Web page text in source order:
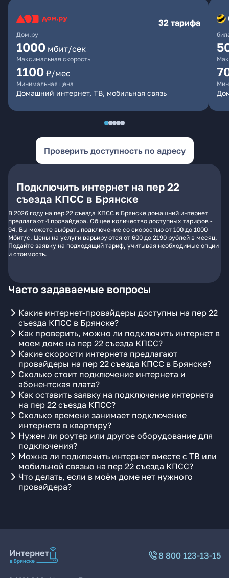
Дом.ру
32 тарифа
1000 мбит/сек
Максимальная скорость
1100 ₽/мес
Минимальная цена
Домашний интернет, ТВ, мобильная связь
Проверить доступность по адресу
Подключить интернет на пер 22
съезда КПСС в Брянске
В 2026 году на пер 22 съезда КПСС в Брянске домашний интернет
предлагают 4 провайдера. Общее количество доступных тарифов -
94. Вы можете выбрать подключение со скоростью от 100 до 1000
Мбит/с. Цены на услуги варьируются от 600 до 2190 рублей в месяц.
Подайте заявку на подходящий тариф, учитывая необходимые опции
и стоимость.
Часто задаваемые вопросы
Какие интернет-провайдеры доступны на пер 22
съезда КПСС в Брянске?
Как проверить, можно ли подключить интернет в
моем доме на пер 22 съезда КПСС?
Какие скорости интернета предлагают
провайдеры на пер 22 съезда КПСС в Брянске?
Сколько стоит подключение интернета и
абонентская плата?
Как оставить заявку на подключение интернета
на пер 22 съезда КПСС?
Сколько времени занимает подключение
интернета в квартиру?
Нужен ли роутер или другое оборудование для
подключения?
Можно ли подключить интернет вместе с ТВ или
мобильной связью на пер 22 съезда КПСС?
Что делать, если в моём доме нет нужного
провайдера?
8 800 123-13-15